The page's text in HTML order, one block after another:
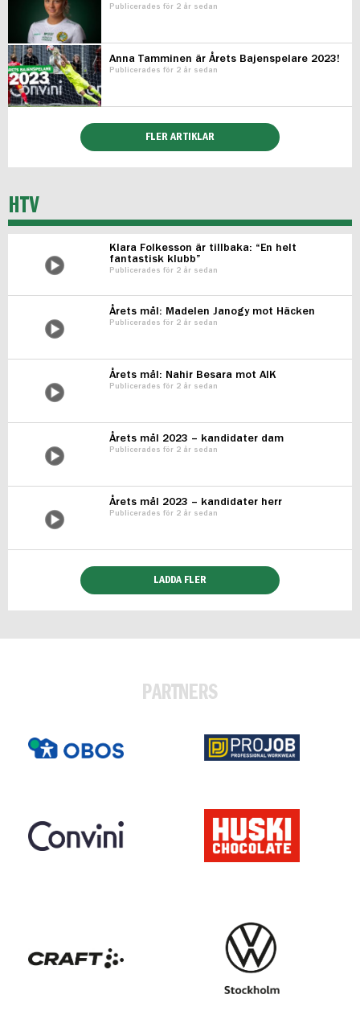
Publicerades för 2 år sedan
Anna Tamminen är Årets Bajenspelare 2023!
Publicerades för 2 år sedan
FLER ARTIKLAR
HTV
Klara Folkesson är tillbaka: “En helt
fantastisk klubb”
Publicerades för 2 år sedan
Årets mål: Madelen Janogy mot Häcken
Publicerades för 2 år sedan
Årets mål: Nahir Besara mot AIK
Publicerades för 2 år sedan
Årets mål 2023 – kandidater dam
Publicerades för 2 år sedan
Årets mål 2023 – kandidater herr
Publicerades för 2 år sedan
LADDA FLER
PARTNERS